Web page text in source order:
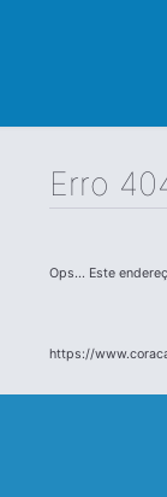
Erro
Ops... Este
https://